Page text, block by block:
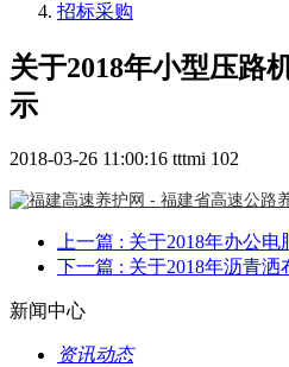
招标采购
关于2018年小型压路
示
2018-03-26 11:00:16 tttmi 102
上一篇 : 关于2018年办公
下一篇 : 关于2018年沥青
新闻中心
资讯动态